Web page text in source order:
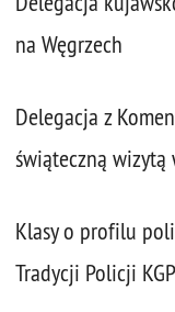
na Węgrzech
Delegacja z
świąteczną wizytą
Klasy o profilu
Tradycji Policji KGP